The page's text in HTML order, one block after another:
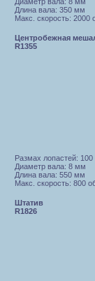
Длина вала: 350 мм
Макс. скорость: 2000
Центробежная
R1355
Размах лопастей:
Диаметр вала: 8 мм
Длина вала: 550 мм
Макс. скорость: 800
Штатив
R1826